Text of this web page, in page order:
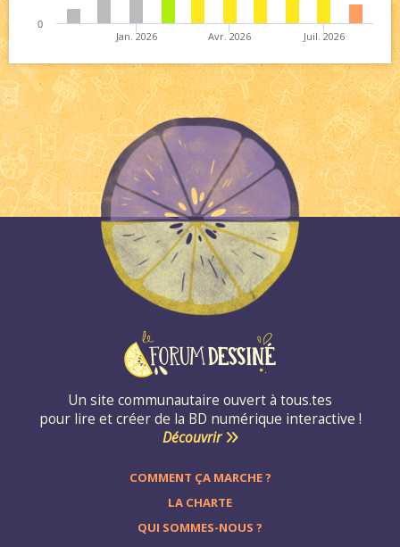
Jan. 2026 Avr. 2026 Juil. 2026
0
Un site communautaire ouvert à tous.tes
pour lire et créer de la BD numérique interactive !
Découvrir
COMMENT ÇA MARCHE ?
LA CHARTE
QUI SOMMES-NOUS ?